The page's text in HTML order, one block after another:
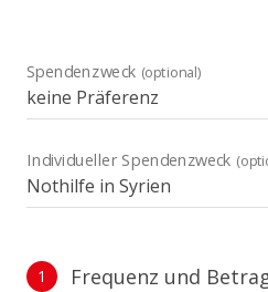
Spendenzweck (optional)
Individueller Spendenzweck
1 Frequenz und